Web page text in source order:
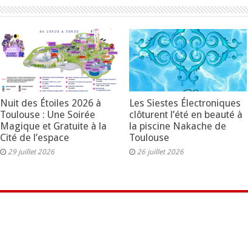
Nuit des Étoiles 2026 à
Toulouse : Une Soirée
Magique et Gratuite à la
Cité de l’espace
29 juillet 2026
Les Siestes Électroniques
clôturent l’été en beauté à
la piscine Nakache de
Toulouse
26 juillet 2026